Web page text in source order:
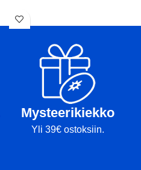
Skick: A
Mysteerikiekko
Yli 39€ ostoksiin.